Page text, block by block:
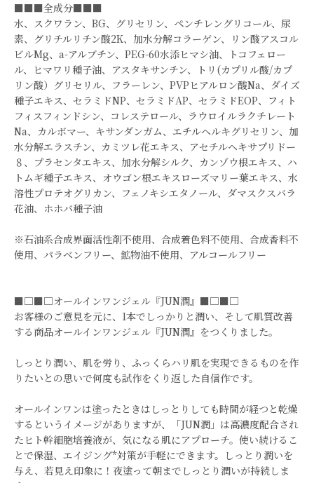
■■■全成分■■■
水、スクワラン、BG、グリセリン、ペンチレングリコール、尿
素、グリチルリチン酸2K、加水分解コラーゲン、リン酸アスコル
ビルMg、a-アルブチン、PEG-60水添ヒマシ油、トコフェロー
ル、ヒマワリ種子油、アスタキサンチン、トリ(カプリル酸/カプ
リン酸）グリセリル、フラーレン、PVPヒアルロン酸Na、ダイズ
種子エキス、セラミドNP、セラミドAP、セラミドEOP、フィト
フィスフィンドシン、コレステロール、ラウロイルラクチレート
Na、カルボマー、キサンダンガム、エチルヘルキグリセリン、加
水分解エラスチン、カミツレ花エキス、アセチルヘキサプリドー
８、プラセンタエキス、加水分解シルク、カンゾウ根エキス、ハ
トムギ種子エキス、オウゴン根エキスローズマリー葉エキス、水
溶性プロテオグリカン、フェノキシエタノール、ダマスクスバラ
花油、ホホバ種子油
※石油系合成界面活性剤不使用、合成着色料不使用、合成香料不
使用、パラベンフリー、鉱物油不使用、アルコールフリー
■□■□オールインワンジェル『JUN潤』■□■□
お客様のご意見を元に、1本でしっかりと潤い、そして肌質改善
する商品オールインワンジェル『JUN潤』をつくりました。
しっとり潤い、肌を労り、ふっくらハリ肌を実現できるものを作
りたいとの思いで何度も試作をくり返した自信作です。
オールインワンは塗ったときはしっとりしても時間が経つと乾燥
するというイメージがありますが、「JUN潤」は高濃度配合され
たヒト幹細胞培養液が、気になる肌にアプローチ。使い続けるこ
とで保湿、エイジング*対策が手軽にできます。しっとり潤いを
与え、若見え印象に！夜塗って朝までしっとり潤いが持続しま